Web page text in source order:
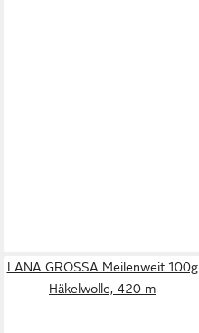
LANA GROSSA Meilenweit 100g
Häkelwolle, 420 m